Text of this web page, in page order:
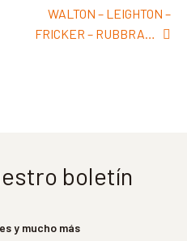
Siguiente:
WALTON – LEIGHTON –
FRICKER – RUBBRA…
boletín
y mucho más